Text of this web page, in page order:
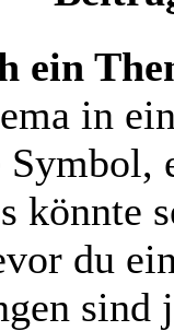
ein
in
könnte
du
sind